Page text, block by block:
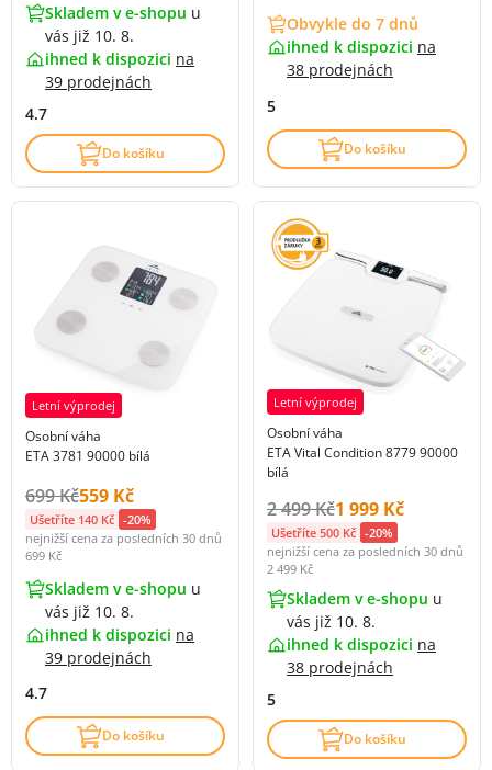
Skladem v e-shopu u
vás již 10. 8.
ihned k dispozici na
39 prodejnách
4.7
Do košíku
Obvykle do 7 dnů
ihned k dispozici na
38 prodejnách
5
Do košíku
Letní výprodej
Osobní váha
ETA 3781 90000 bílá
Původní cena s DPH:
699 KčCena s DPH:
559 Kč
Ušetříte 140 Kč -20%
nejnižší cena za posledních 30 dnů
699 Kč
Skladem v e-shopu u
vás již 10. 8.
ihned k dispozici na
39 prodejnách
4.7
Do košíku
Letní výprodej
Osobní váha
ETA Vital Condition 8779 90000
bílá
Původní cena s DPH:
2 499 KčCena s DPH:
1 999 Kč
Ušetříte 500 Kč -20%
nejnižší cena za posledních 30 dnů
2 499 Kč
Skladem v e-shopu u
vás již 10. 8.
ihned k dispozici na
38 prodejnách
5
Do košíku